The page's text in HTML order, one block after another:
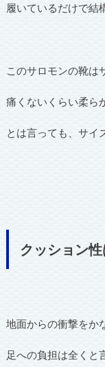
履いているだけで結
このサロモンの靴は
痛くないくらい柔ら
とは言っても、サイ
クッション
地面からの衝撃をか
足への負担は全くと